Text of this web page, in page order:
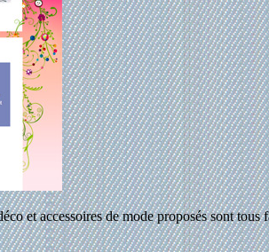
et accessoires de mode proposés sont tous